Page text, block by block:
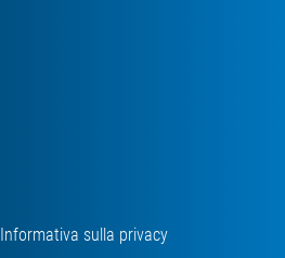
Informativa sulla privacy